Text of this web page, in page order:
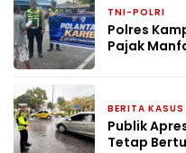
TNI-POLRI
Polres
Pajak
BERITA KASUS
Publik
Tetap